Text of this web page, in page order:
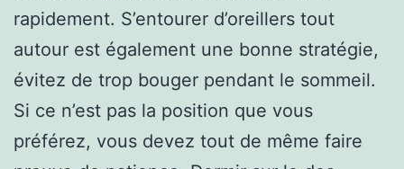
rapidement. S’entourer d’oreillers tout
autour est également une bonne stratégie,
évitez de trop bouger pendant le sommeil.
Si ce n’est pas la position que vous
préférez, vous devez tout de même faire